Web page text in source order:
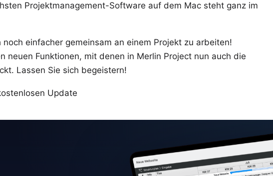
Projektmanagement-Software auf dem Mac steht ganz im
einfacher gemeinsam an einem Projekt zu arbeiten!
neuen Funktionen, mit denen in Merlin Project nun auch die
Lassen Sie sich begeistern!
Update